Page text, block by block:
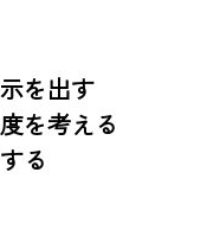
示を出す
度を考える
る